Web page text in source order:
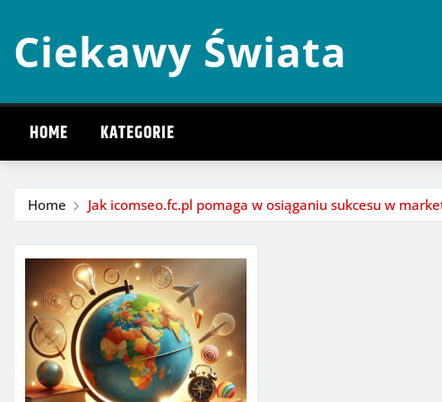
content
Ciekawy Świata
HOME KATEGORIE
Home Jak icomseo.fc.pl pomaga w osiąganiu sukcesu w